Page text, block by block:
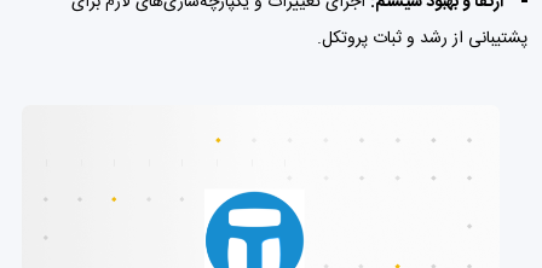
پشتیبانی از رشد و ثبات پروتکل.